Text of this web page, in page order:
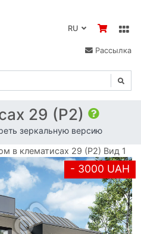
Рассылка
29 (Р2)
зеркальную версию
в клематисах 29 (Р2) Вид 1
- 3000 UAH